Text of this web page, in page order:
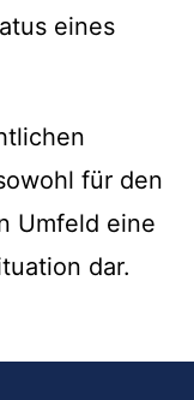
eines
für den
Umfeld eine
dar.